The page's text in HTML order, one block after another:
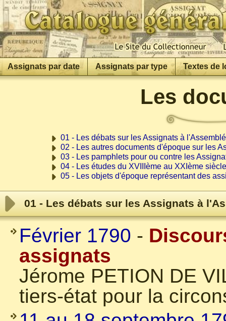
Assignats par date Assignats par type Textes de
Les
01 - Les débats sur les Assignats à
02 - Les autres documents d'époque sur les
03 - Les pamphlets pour ou contre les
04 - Les études du XVIIIème au XXIème
05 - Les objets d'époque représentant des
01 - Les débats sur les Assignats à
Février 1790 -
assignats
Jérome PETION DE
tiers-état pour la